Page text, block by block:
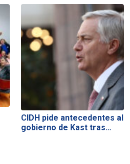
CIDH pide antecedentes al
gobierno de Kast tras…